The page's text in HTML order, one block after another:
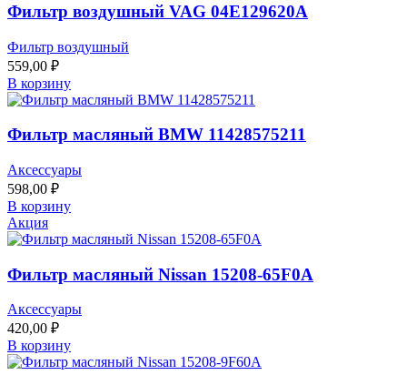
Фильтр воздушный VAG 04E129620A
Фильтр воздушный
559,00 ₽
В корзину
Фильтр масляный BMW 11428575211
Аксессуары
598,00 ₽
В корзину
Акция
Фильтр масляный Nissan 15208-65F0A
Аксессуары
420,00 ₽
В корзину